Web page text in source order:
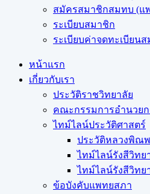
สมัครสมาชิกสมทบ (แ
ระเบียบสมาชิก
ระเบียบค่าจดทะเบีย
หน้าแรก
เกี่ยวกับเรา
ประวัติราชวิทยาลัย
คณะกรรมการอำนวยก
ไทม์ไลน์ประวัติศาสตร์
ประวัติหลวงพิณ
ไทม์ไลน์รังสีวิทย
ไทม์ไลน์รังสีวิทย
ข้อบังคับแพทยสภา